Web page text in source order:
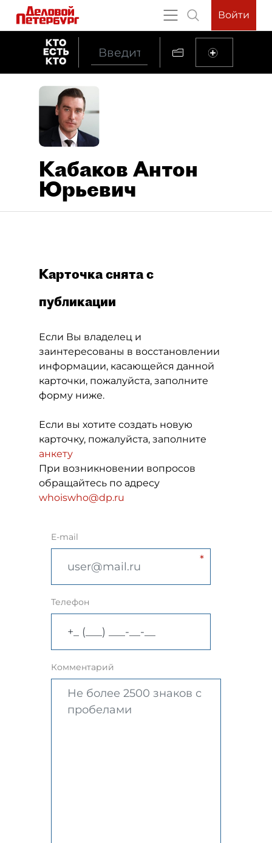
Войти
Кабаков Антон
Юрьевич
Карточка снята с
публикации
Если Вы владелец и
заинтересованы в восстановлении
информации, касающейся данной
карточки, пожалуйста, заполните
форму ниже.
Если вы хотите создать новую
карточку, пожалуйста, заполните
анкету
При возникновении вопросов
обращайтесь по адресу
whoiswho@dp.ru
E-mail
Телефон
Комментарий